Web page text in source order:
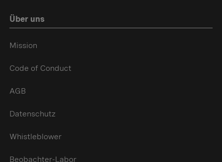
Über uns
Mission
Code of Conduct
AGB
Datenschutz
Whistleblower
Beobachter-Labor